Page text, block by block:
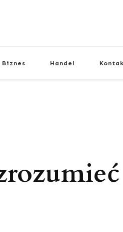
Biznes Handel